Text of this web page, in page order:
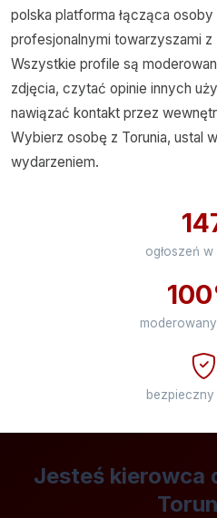
polska platforma łącząca
profesjonalnymi towarzyszami z
Wszystkie profile są
zdjęcia, czytać opinie innych
nawiązać kontakt przez
Wybierz osobę z Torunia, ustal
wydarzeniem.
ogłoszeń
Jesteś kierowca